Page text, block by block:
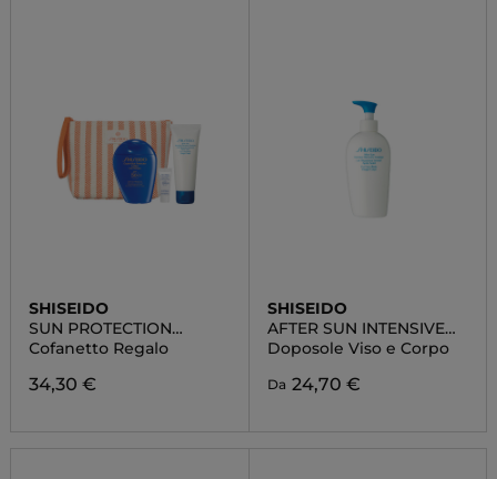
SHISEIDO
SUN PROTECTION
POUCH SET
Cofanetto Regalo
34,30 €
SHISEIDO
AFTER SUN INTENSIVE
RECOVERY EMULSION
Doposole Viso e Corpo
Da 24,70 €